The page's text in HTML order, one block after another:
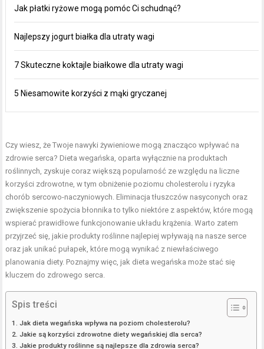
Jak płatki ryżowe mogą pomóc Ci schudnąć?
Najlepszy jogurt białka dla utraty wagi
7 Skuteczne koktajle białkowe dla utraty wagi
5 Niesamowite korzyści z mąki gryczanej
Czy wiesz, że Twoje nawyki żywieniowe mogą znacząco wpływać na
zdrowie serca? Dieta wegańska, oparta wyłącznie na produktach
roślinnych, zyskuje coraz większą popularność ze względu na liczne
korzyści zdrowotne, w tym obniżenie poziomu cholesterolu i ryzyka
chorób sercowo-naczyniowych. Eliminacja tłuszczów nasyconych oraz
zwiększenie spożycia błonnika to tylko niektóre z aspektów, które mogą
wspierać prawidłowe funkcjonowanie układu krążenia. Warto zatem
przyjrzeć się, jakie produkty roślinne najlepiej wpływają na nasze serce
oraz jak unikać pułapek, które mogą wynikać z niewłaściwego
planowania diety. Poznajmy więc, jak dieta wegańska może stać się
kluczem do zdrowego serca.
Spis treści
Jak dieta wegańska wpływa na poziom cholesterolu?
Jakie są korzyści zdrowotne diety wegańskiej dla serca?
Jakie produkty roślinne są najlepsze dla zdrowia serca?